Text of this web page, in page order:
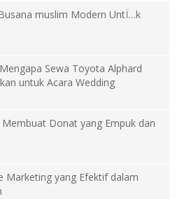
muslim Modern UntÏ…k
Sewa Toyota Alphard
untuk Acara Wedding
Membuat Donat yang Empuk dan
Marketing yang Efektif dalam